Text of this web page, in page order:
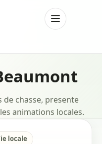
Menu
chasse, presente
animations locales.
locale